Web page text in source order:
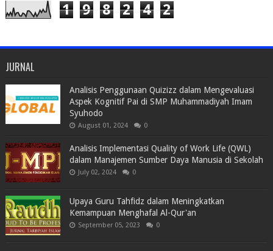
1 9 8 2 4 2
JURNAL
Analisis Penggunaan Quizizz dalam Mengevaluasi
Aspek Kognitif Pai di SMP Muhammadiyah Imam
Syuhodo
August 01, 2024 0
Analisis Implementasi Quality of Work Life (QWL)
dalam Manajemen Sumber Daya Manusia di Sekolah
July 02, 2024 0
Upaya Guru Tahfidz dalam Meningkatkan
Kemampuan Menghafal Al-Qur'an
September 05, 2023 0